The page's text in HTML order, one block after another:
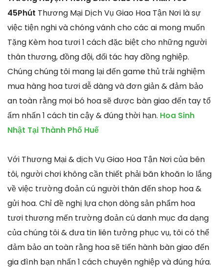
45Phút Thương Mại Dịch Vụ Giao Hoa Tận Nơi là sự
việc tiện nghi và chóng vánh cho các ai mong muốn
Tặng Kèm hoa tươi 1 cách đặc biệt cho những người
thân thương, đồng đội, đối tác hay đồng nghiệp.
Chúng chúng tôi mang lại đến game thủ trải nghiệm
mua hàng hoa tươi dễ dàng và đơn giản & đảm bảo
an toàn rằng mọi bó hoa sẽ được bàn giao đến tay tổ
ấm nhấn 1 cách tin cậy & đúng thời hạn. Hoa Sinh
Nhật Tại Thành Phố Huế
Với Thương Mại & dịch Vụ Giao Hoa Tận Nơi của bên
tôi, người chơi không cần thiết phải băn khoăn lo lắng
về việc trường đoản cú người thân đến shop hoa &
gửi hoa. Chỉ đề nghị lựa chọn dòng sản phẩm hoa
tươi thương mến trường đoản cú danh mục đa dạng
của chúng tôi & đưa tin liên tưởng phục vụ, tôi có thể
đảm bảo an toàn rằng hoa sẽ tiến hành bàn giao đến
gia đình bạn nhấn 1 cách chuyên nghiệp và đúng hứa.